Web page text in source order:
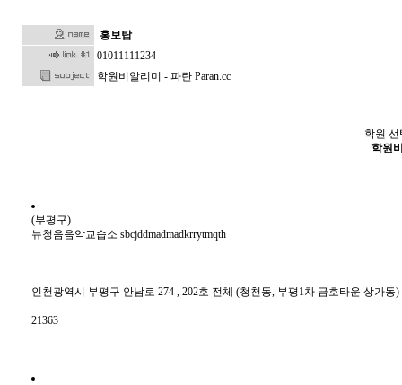
홍보탑
01011111234
학원비알리미 - 파란 Paran.cc
학원
학원
(부평구)
뉴청음음악교습소 sbcjddmadmadkrrytmqth
인천광역시 부평구 안남로 274 , 202호 전체 (청천동, 부평1차 금호타운 상가동)
21363